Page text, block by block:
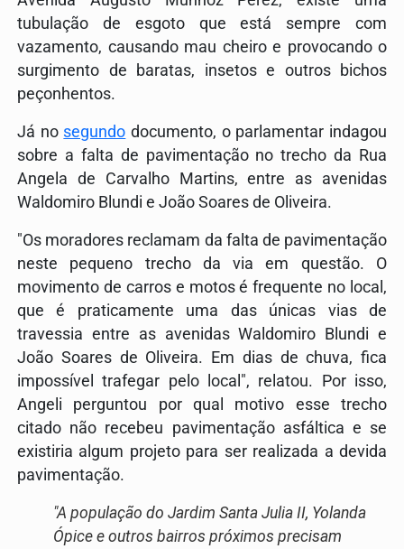
tubulação de esgoto que está sempre com
vazamento, causando mau cheiro e provocando o
surgimento de baratas, insetos e outros bichos
peçonhentos.
Já no segundo documento, o parlamentar indagou
sobre a falta de pavimentação no trecho da Rua
Angela de Carvalho Martins, entre as avenidas
Waldomiro Blundi e João Soares de Oliveira.
"Os moradores reclamam da falta de pavimentação
neste pequeno trecho da via em questão. O
movimento de carros e motos é frequente no local,
que é praticamente uma das únicas vias de
travessia entre as avenidas Waldomiro Blundi e
João Soares de Oliveira. Em dias de chuva, fica
impossível trafegar pelo local", relatou. Por isso,
Angeli perguntou por qual motivo esse trecho
citado não recebeu pavimentação asfáltica e se
existiria algum projeto para ser realizada a devida
pavimentação.
"A população do Jardim Santa Julia II, Yolanda
Ópice e outros bairros próximos precisam